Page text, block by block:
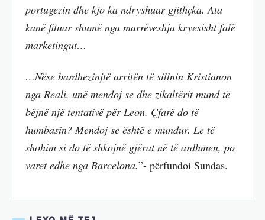
portugezin dhe kjo ka ndryshuar gjithçka. Ata
kanë fituar shumë nga marrëveshja kryesisht falë
marketingut…
…Nëse bardhezinjtë arritën të sillnin Kristianon
nga Reali, unë mendoj se dhe zikaltërit mund të
bëjnë një tentativë për Leon. Çfarë do të
humbasin? Mendoj se është e mundur. Le të
shohim si do të shkojnë gjërat në të ardhmen, po
varet edhe nga Barcelona.”- përfundoi Sundas.